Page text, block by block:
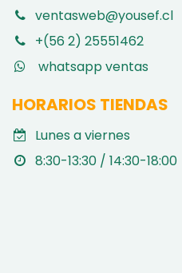
ventasweb@yousef.cl
+(56 2) 25551462
whatsapp ventas
HORARIOS TIENDAS
Lunes a viernes
8:30-13:30 / 14:30-18:00